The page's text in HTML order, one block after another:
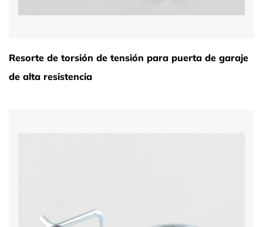
Resorte de torsión de tensión para puerta de garaje
de alta resistencia